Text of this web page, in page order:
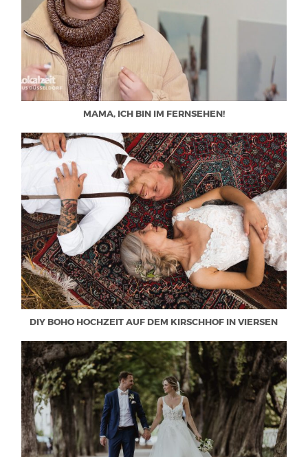
MAMA, ICH BIN IM FERNSEHEN!
DIY BOHO HOCHZEIT AUF DEM KIRSCHHOF IN VIERSEN